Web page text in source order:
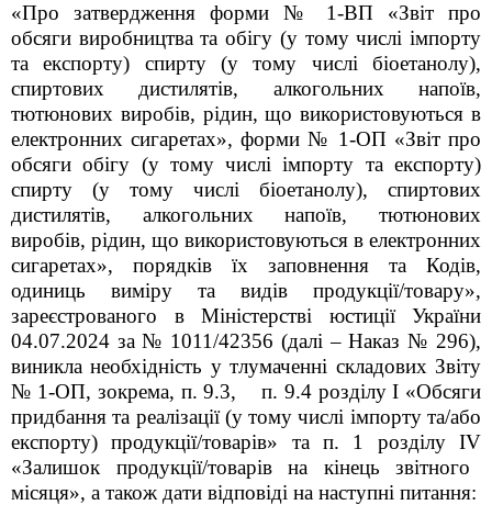
«Про затвердження форми № 1-ВП «Звіт про
обсяги виробництва та обігу (у тому числі імпорту
та експорту) спирту (у тому числі біоетанолу),
спиртових дистилятів, алкогольних напоїв,
тютюнових виробів, рідин, що використовуються в
електронних сигаретах», форми № 1-ОП «Звіт про
обсяги обігу (у тому числі імпорту та експорту)
спирту (у тому числі біоетанолу), спиртових
дистилятів, алкогольних напоїв, тютюнових
виробів, рідин, що використовуються в електронних
сигаретах», порядків їх заповнення та Кодів,
одиниць виміру та видів продукції/товару»,
зареєстрованого в Міністерстві юстиції України
04.07.2024 за № 1011/42356 (далі – Наказ № 296),
виникла необхідність у тлумаченні складових Звіту
№ 1-ОП, зокрема, п. 9.3, п. 9.4 розділу І «Обсяги
придбання та реалізації (у тому числі імпорту та/або
експорту) продукції/товарів» та п. 1 розділу ІV
«Залишок продукції/товарів на кінець звітного
місяця», а також дати відповіді на наступні питання: